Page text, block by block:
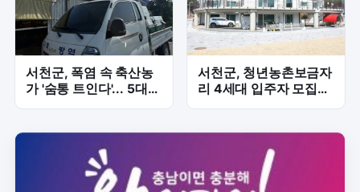
서천군, 폭염 속 축산농
가 '숨통 트인다'... 5대
방제차량 투입
서천군, 청년농촌보금자
리 4세대 입주자 모집…
최대 6년 거주 지원